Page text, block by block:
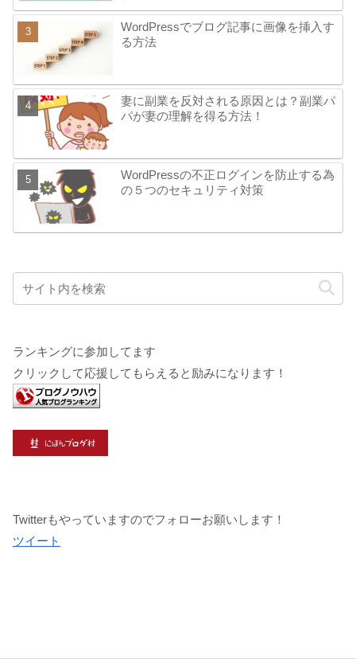
WordPressでブログ記事に画像を挿入す
る方法
妻に副業を反対される原因とは？副業パ
パが妻の理解を得る方法！
WordPressの不正ログインを防止する為
の５つのセキュリティ対策
ランキングに参加してます
クリックして応援してもらえると励みになります！
Twitterもやっていますのでフォローお願いします！
ツイート